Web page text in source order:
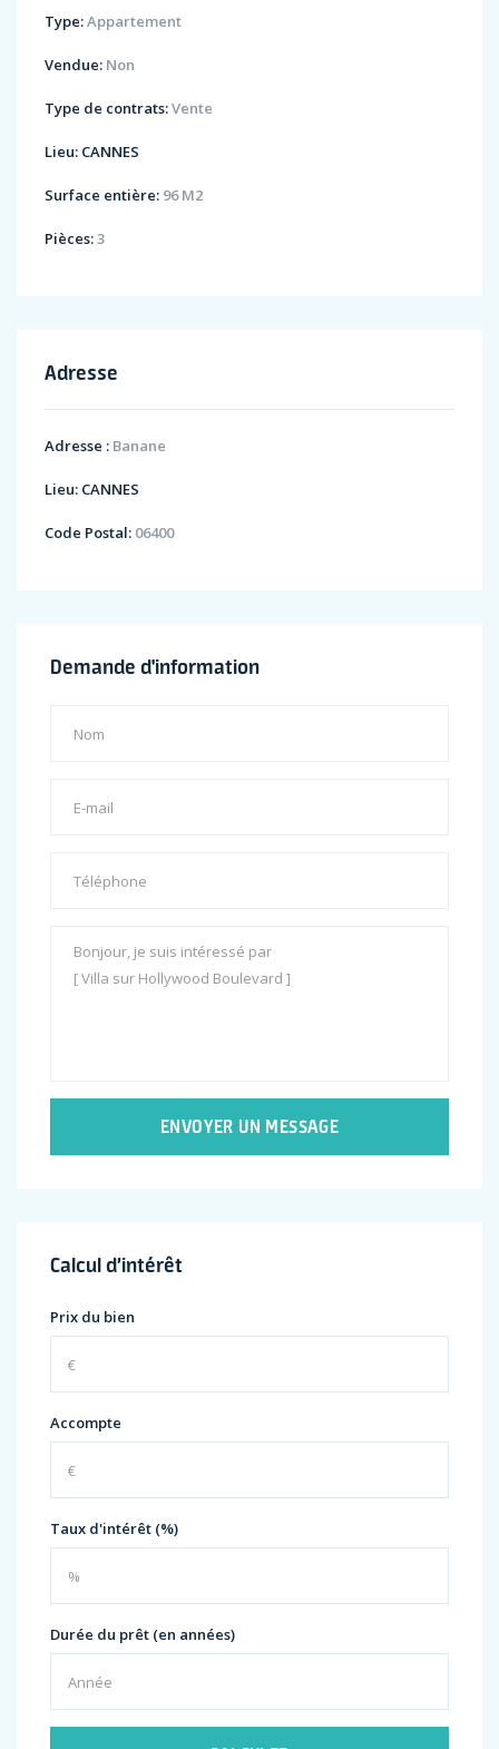
Type:Appartement
Vendue: Non
Type de contrats:Vente
Lieu: CANNES
Surface entière: 96 M2
Pièces:3
Adresse
Adresse : Banane
Lieu: CANNES
Code Postal: 06400
Demande d'information
ENVOYER UN MESSAGE
Calcul d’intérêt
Prix du bien
Accompte
Taux d'intérêt (%)
Durée du prêt (en années)